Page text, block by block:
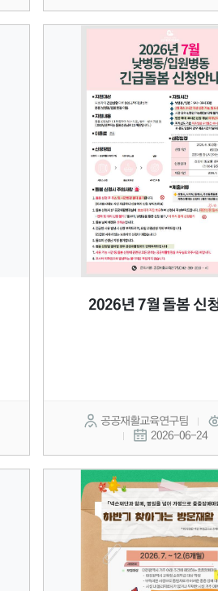
2026년 7월 돌봄 신
공공재활교육연구팀
2026-06-24